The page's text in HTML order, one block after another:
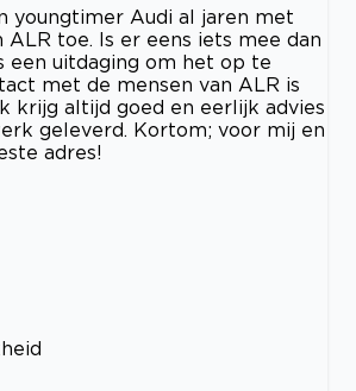
youngtimer Audi al jaren met
ALR toe. Is er eens iets mee dan
een uitdaging om het op te
met de mensen van ALR is
krijg altijd goed en eerlijk advies
geleverd. Kortom; voor mij en
adres!